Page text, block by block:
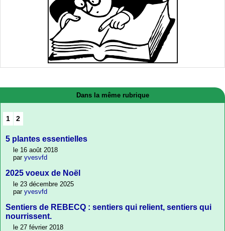
Dans la même rubrique
1 2
5 plantes essentielles
le 16 août 2018
par yvesvfd
2025 voeux de Noël
le 23 décembre 2025
par yvesvfd
Sentiers de REBECQ : sentiers qui relient, sentiers qui
nourrissent.
le 27 février 2018